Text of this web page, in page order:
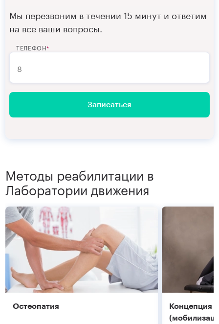
Мы перезвоним в течении 15 минут и ответим
на все ваши вопросы.
ТЕЛЕФОН*
Записаться
Методы реабилитации в
Лаборатории движения
Остеопатия
Концепция